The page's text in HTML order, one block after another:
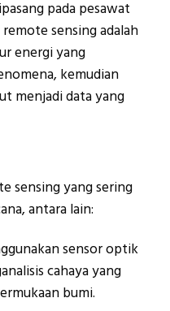
pada pesawat
sensing adalah
energi yang
kemudian
menjadi data yang
sensing yang sering
antara lain:
sensor optik
cahaya yang
bumi.